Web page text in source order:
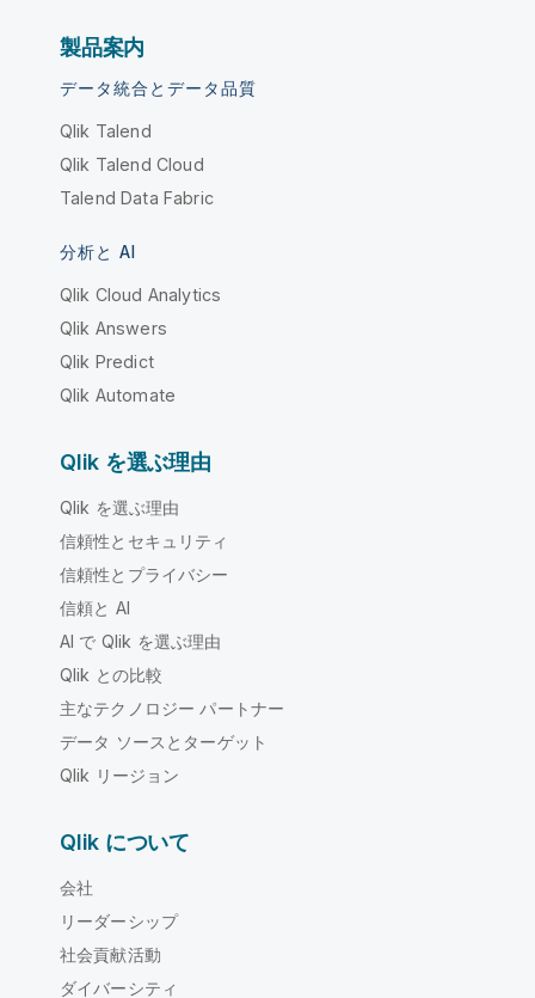
製品案内
データ統合とデータ品質
Qlik Talend
Qlik Talend Cloud
Talend Data Fabric
分析と AI
Qlik Cloud Analytics
Qlik Answers
Qlik Predict
Qlik Automate
Qlik を選ぶ理由
Qlik を選ぶ理由
信頼性とセキュリティ
信頼性とプライバシー
信頼と AI
AI で Qlik を選ぶ理由
Qlik との比較
主なテクノロジー パートナー
データ ソースとターゲット
Qlik リージョン
Qlik について
会社
リーダーシップ
社会貢献活動
ダイバーシティ